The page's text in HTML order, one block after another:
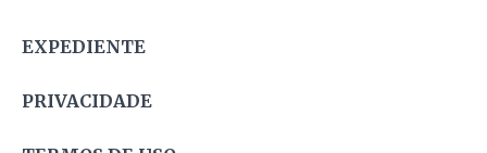
EXPEDIENTE
PRIVACIDADE